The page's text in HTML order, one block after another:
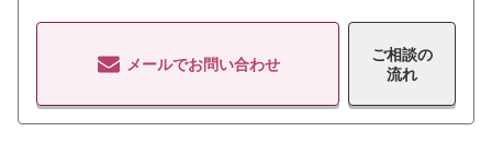
メールでお問い合わせ
ご相談の
流れ